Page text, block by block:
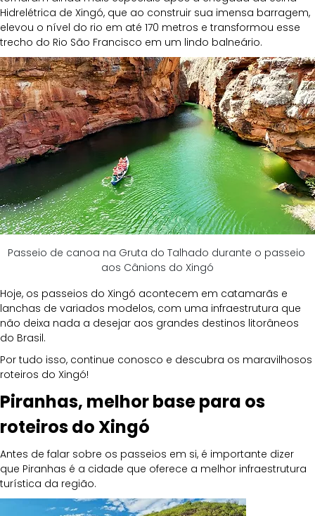
Hidrelétrica de Xingó, que ao construir sua imensa barragem,
elevou o nível do rio em até 170 metros e transformou esse
trecho do Rio São Francisco em um lindo balneário.
Passeio de canoa na Gruta do Talhado durante o passeio
aos Cânions do Xingó
Hoje, os passeios do Xingó acontecem em catamarãs e
lanchas de variados modelos, com uma infraestrutura que
não deixa nada a desejar aos grandes destinos litorâneos
do Brasil.
Por tudo isso, continue conosco e descubra os maravilhosos
roteiros do Xingó!
Piranhas, melhor base para os
roteiros do Xingó
Antes de falar sobre os passeios em si, é importante dizer
que Piranhas é a cidade que oferece a melhor infraestrutura
turística da região.